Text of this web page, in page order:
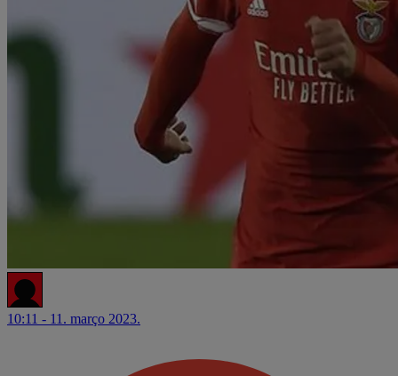
10:11 - 11. março 2023.